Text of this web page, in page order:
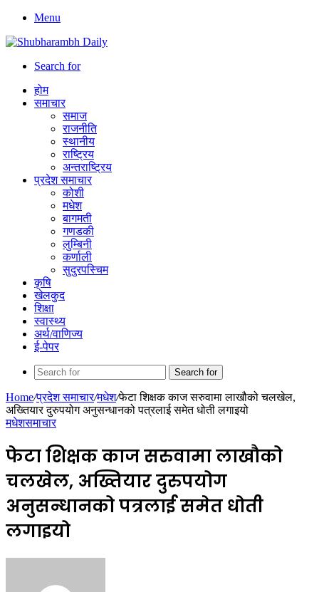
Menu
Search for
होम
समाचार
समाज
राजनीति
स्थानीय
राष्ट्रिय
अन्तराष्ट्रिय
प्रदेश समाचार
कोशी
मधेश
बागमती
गणडकी
लुम्बिनी
कर्णाली
सुदुरपस्चिम
कृषि
खेलकुद
शिक्षा
स्वास्थ्य
अर्थ/वाणिज्य
ई-पेपर
Search for
Home/प्रदेश समाचार/मधेश/फेटा शिक्षक काज सरुवामा लाखौको चलखेल,
अख्तियार दुरुपयोग अनुसन्धानको पत्रलाई समेत धोती लगाइयो
मधेशसमाचार
फेटा शिक्षक काज सरुवामा लाखौको
चलखेल, अख्तियार दुरुपयोग
अनुसन्धानको पत्रलाई समेत धोती
लगाइयो